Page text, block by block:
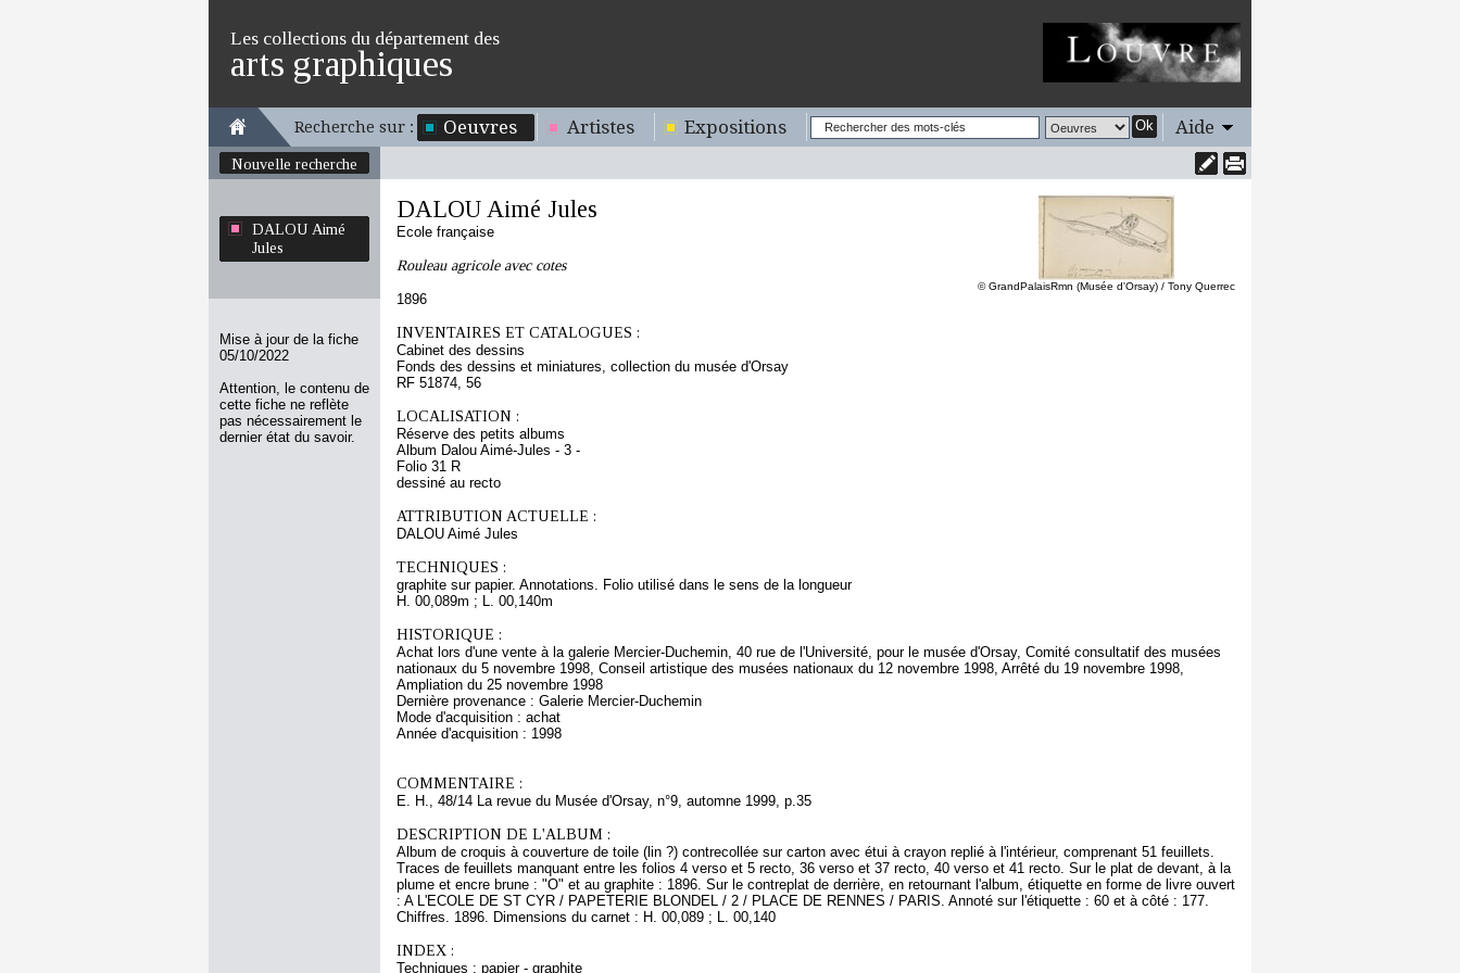
Les collections du département des
arts graphiques
Recherche sur : Oeuvres Artistes Expositions Ok Aide
Nouvelle recherche
DALOU Aimé
Jules
Mise à jour de la fiche
05/10/2022
Attention, le contenu de
cette fiche ne reflète
pas nécessairement le
dernier état du savoir.
© GrandPalaisRmn (Musée d'Orsay) / Tony Querrec
DALOU Aimé Jules
Ecole française
Rouleau agricole avec cotes
1896
INVENTAIRES ET CATALOGUES :
Cabinet des dessins
Fonds des dessins et miniatures, collection du musée d'Orsay
RF 51874, 56
LOCALISATION :
Réserve des petits albums
Album Dalou Aimé-Jules - 3 -
Folio 31 R
dessiné au recto
ATTRIBUTION ACTUELLE :
DALOU Aimé Jules
TECHNIQUES :
graphite sur papier. Annotations. Folio utilisé dans le sens de la longueur
H. 00,089m ; L. 00,140m
HISTORIQUE :
Achat lors d'une vente à la galerie Mercier-Duchemin, 40 rue de l'Université, pour le musée d'Orsay, Comité consultatif des musées
nationaux du 5 novembre 1998, Conseil artistique des musées nationaux du 12 novembre 1998, Arrêté du 19 novembre 1998,
Ampliation du 25 novembre 1998
Dernière provenance : Galerie Mercier-Duchemin
Mode d'acquisition : achat
Année d'acquisition : 1998
COMMENTAIRE :
E. H., 48/14 La revue du Musée d'Orsay, n°9, automne 1999, p.35
DESCRIPTION DE L'ALBUM :
Album de croquis à couverture de toile (lin ?) contrecollée sur carton avec étui à crayon replié à l'intérieur, comprenant 51 feuillets.
Traces de feuillets manquant entre les folios 4 verso et 5 recto, 36 verso et 37 recto, 40 verso et 41 recto. Sur le plat de devant, à la
plume et encre brune : "O" et au graphite : 1896. Sur le contreplat de derrière, en retournant l'album, étiquette en forme de livre ouvert
: A L'ECOLE DE ST CYR / PAPETERIE BLONDEL / 2 / PLACE DE RENNES / PARIS. Annoté sur l'étiquette : 60 et à côté : 177.
Chiffres. 1896. Dimensions du carnet : H. 00,089 ; L. 00,140
INDEX :
Techniques : papier - graphite